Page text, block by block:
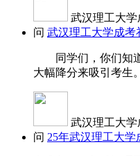
武汉理工大学
问 武汉理工大学成考
同学们，你们知道
大幅降分来吸引考生
武汉理工大学
问 25年武汉理工大